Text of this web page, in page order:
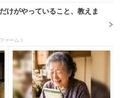
けがやっていること、教えま
ァーム )